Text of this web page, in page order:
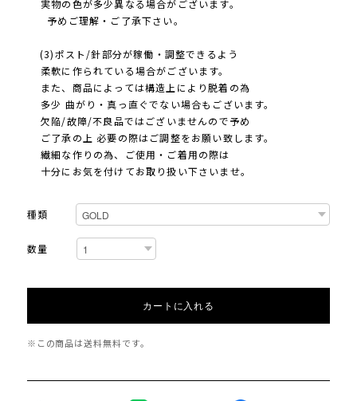
実物の色が多少異なる場合がございます。
予めご理解・ご了承下さい。
(3)ポスト/針部分が稼働・調整できるよう
柔軟に作られている場合がございます。
また、商品によっては構造上により脱着の為
多少 曲がり・真っ直ぐでない場合もございます。
欠陥/故障/不良品ではございませんので予め
ご了承の上 必要の際はご調整をお願い致します。
繊細な作りの為、ご使用・ご着用の際は
十分にお気を付けてお取り扱い下さいませ。
種類
数量
カートに入れる
※この商品は送料無料です。